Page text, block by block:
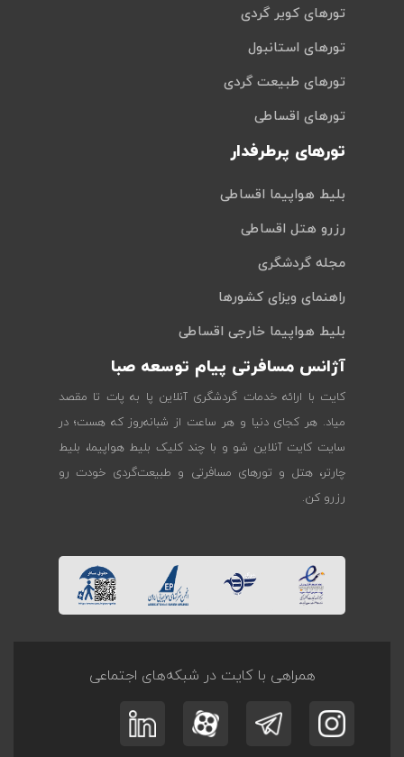
تورهای کویر گردی
تورهای استانبول
تورهای طبیعت گردی
تورهای اقساطی
تورهای پرطرفدار
بلیط هواپیما اقساطی
رزرو هتل اقساطی
مجله گردشگری
راهنمای ویزای کشورها
بلیط هواپیما خارجی اقساطی
آژانس مسافرتی پیام توسعه صبا
کایت با ارائه خدمات گردشگری آنلاین پا به پات تا مقصد
میاد. هر کجای دنیا و هر ساعت از شبانه‌روز که هست؛ در
سایت کایت آنلاین شو و با چند کلیک بلیط هواپیما، بلیط
چارتر، هتل و تورهای مسافرتی و طبیعت‌گردی خودت رو
رزرو کن.
همراهی با کایت در شبکه‌های اجتماعی